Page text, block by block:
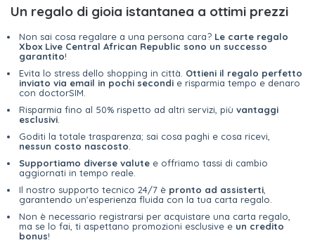
Un regalo di gioia istantanea a ottimi prezzi
Non sai cosa regalare a una persona cara? Le carte regalo
Xbox Live Central African Republic sono un successo
garantito!
Evita lo stress dello shopping in città. Ottieni il regalo perfetto
inviato via email in pochi secondi e risparmia tempo e denaro
con doctorSIM.
Risparmia fino al 50% rispetto ad altri servizi, più vantaggi
esclusivi
Goditi la totale trasparenza; sai cosa paghi e cosa ricevi,
nessun costo nascosto
Supportiamo diverse valute e offriamo tassi di cambio
aggiornati in tempo reale.
Il nostro supporto tecnico 24/7 è pronto ad assisterti
garantendo un'esperienza fluida con la tua carta regalo.
Non è necessario registrarsi per acquistare una carta regalo,
ma se lo fai, ti aspettano promozioni esclusive e un credito
bonus!